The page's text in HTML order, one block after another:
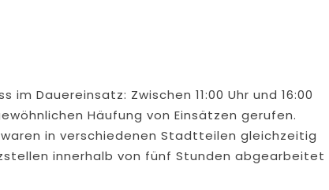
Dauereinsatz: Zwischen 11:00 Uhr und 16:00
Häufung von Einsätzen gerufen.
in verschiedenen Stadtteilen gleichzeitig
innerhalb von fünf Stunden abgearbeitet